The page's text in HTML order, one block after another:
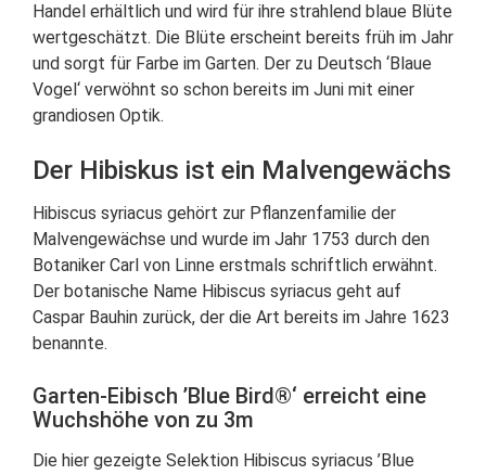
Handel erhältlich und wird für ihre strahlend blaue Blüte
wertgeschätzt. Die Blüte erscheint bereits früh im Jahr
und sorgt für Farbe im Garten. Der zu Deutsch ‘Blaue
Vogel‘ verwöhnt so schon bereits im Juni mit einer
grandiosen Optik.
Der Hibiskus ist ein Malvengewächs
Hibiscus syriacus gehört zur Pflanzenfamilie der
Malvengewächse und wurde im Jahr 1753 durch den
Botaniker Carl von Linne erstmals schriftlich erwähnt.
Der botanische Name Hibiscus syriacus geht auf
Caspar Bauhin zurück, der die Art bereits im Jahre 1623
benannte.
Garten-Eibisch ’Blue Bird®‘ erreicht eine
Wuchshöhe von zu 3m
Die hier gezeigte Selektion Hibiscus syriacus ’Blue